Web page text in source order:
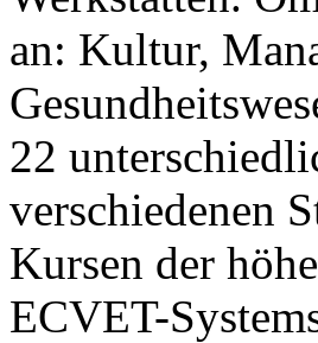
an: Kultur,
22
verschiedenen
Kursen der
ECVET-